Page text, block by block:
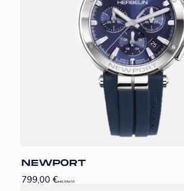
NEWPORT
799,00€inkl. MwSt